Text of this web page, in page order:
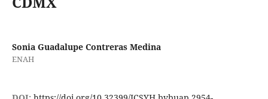
Sonia Guadalupe Contreras Medina
ENAH